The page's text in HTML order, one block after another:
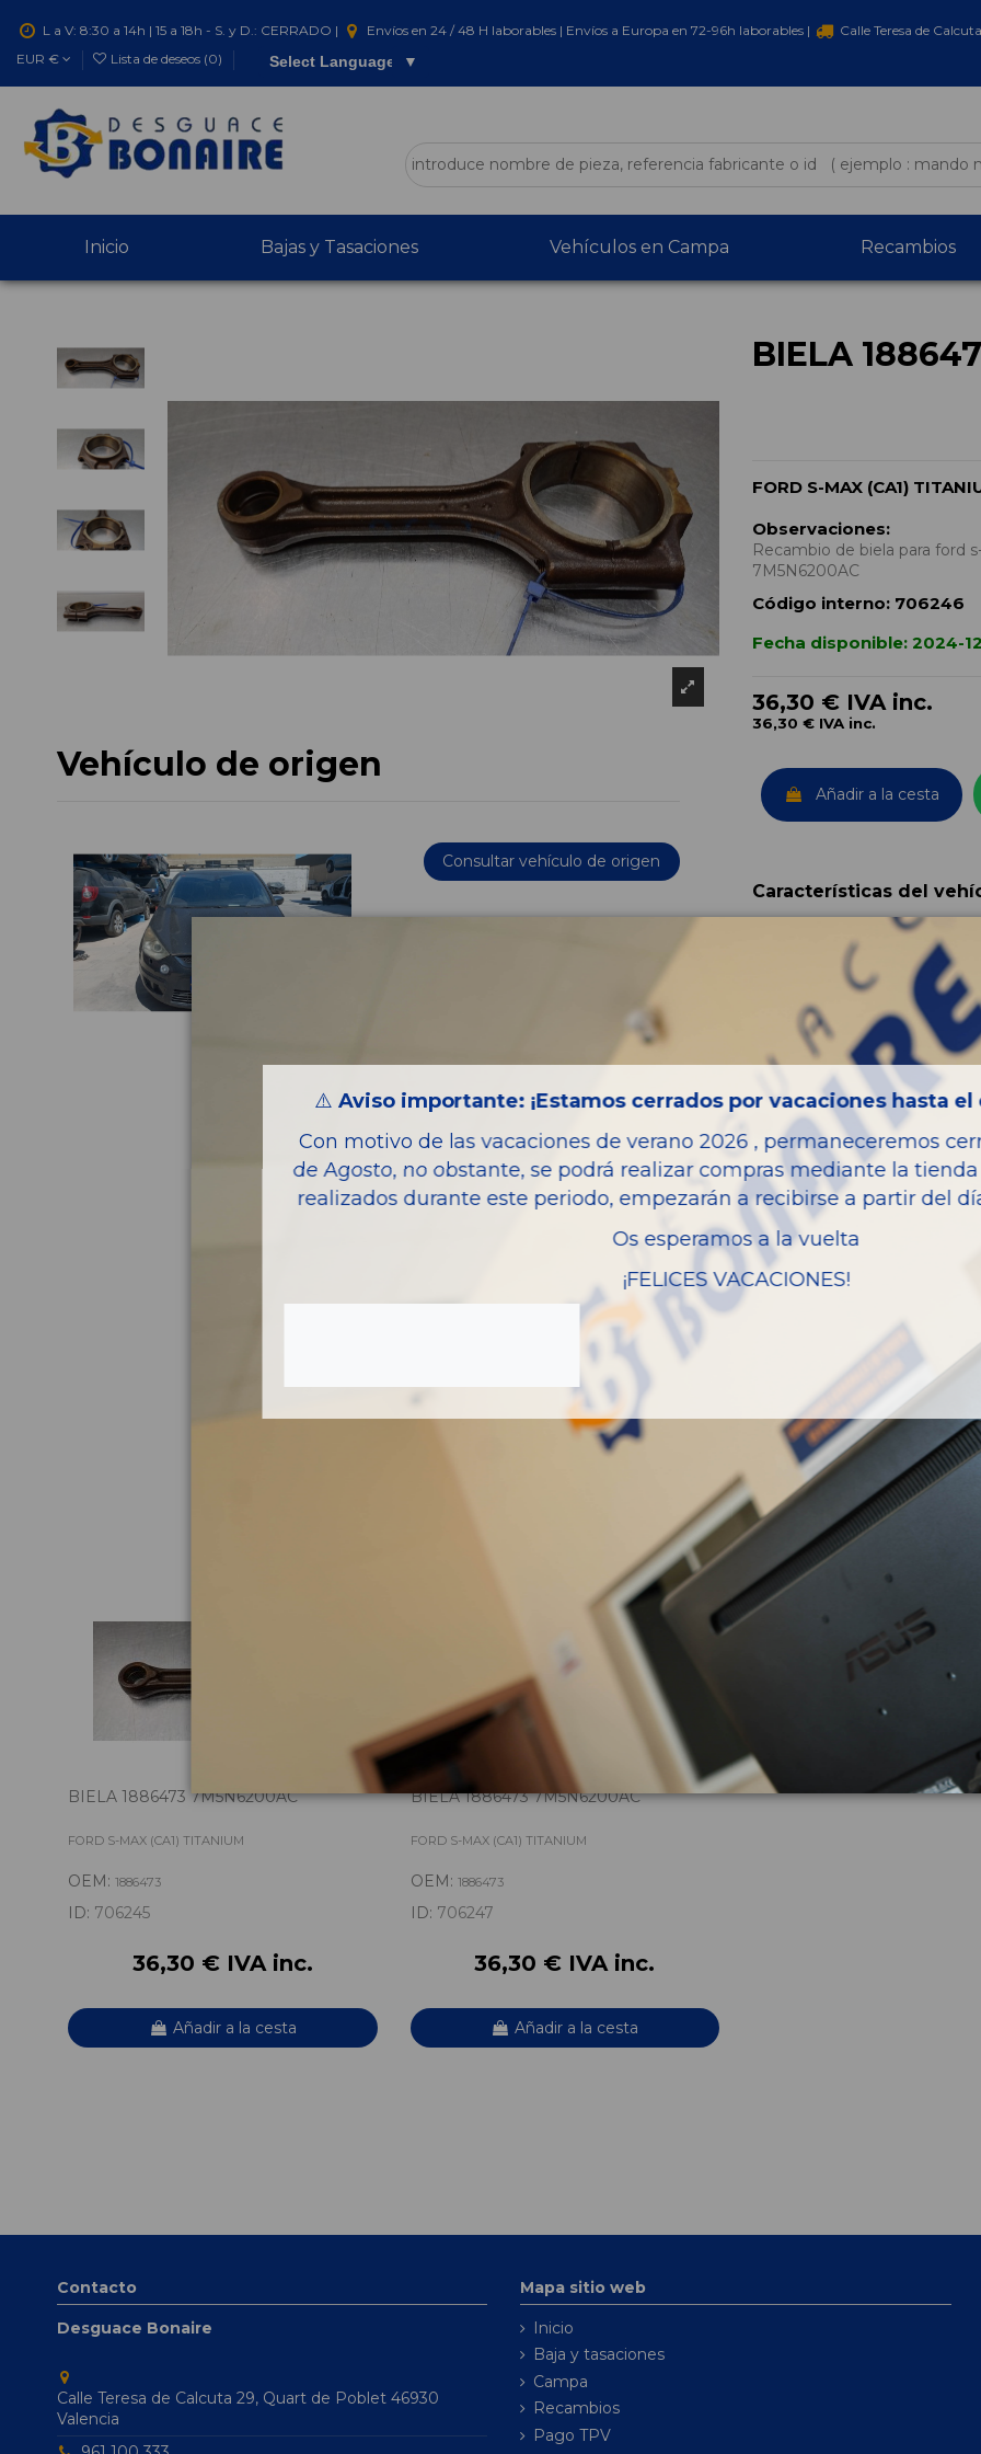
L a V: 8:30 a 14h | 15 a 18h - S. y D.: CERRADO | Envíos en 24 / 48 H laborables | Envíos a Europa en 72-96h laborables |
Calle Teresa de
EUR €
Lista de deseos (0) Select Language ▼
Inicio Bajas y Tasaciones Vehículos en Campa Recambios
Vehículo de origen
Consultar vehículo de origen
BIELA
FORD S-MAX (CA1)
Observaciones:
Recambio de biela para ford
7M5N6200AC
Código interno: 706246
Fecha disponible: 2024-
36,30 € IVA inc.
36,30 € IVA inc.
Añadir a la cesta
Características del
Año fabricación
Código motor
Bastidor
Combustible
Versión
Potencia
Ref.Marca
Modelo
Garantia
Piezas almacenadas del
BIELA 1886473 7M5N6200AC
FORD S-MAX (CA1) TITANIUM
OEM: 1886473
ID: 706245
36,30 € IVA inc.
Añadir a la cesta
BIELA 1886473 7M5N6200AC
FORD S-MAX (CA1) TITANIUM
OEM: 1886473
ID: 706247
36,30 € IVA inc.
Añadir a la cesta
Contacto
Desguace Bonaire
Calle Teresa de Calcuta 29, Quart de Poblet 46930
Valencia
Mapa sitio web
Inicio
Baja y tasaciones
Campa
Recambios
Pago TPV
⚠️ Aviso importante: ¡Estamos cerrados por vacaciones hasta el
Con motivo de las vacaciones de verano 2026 , permaneceremos
de Agosto, no obstante, se podrá realizar compras mediante la
realizados durante este periodo, empezarán a recibirse a partir del
Os esperamos a la vuelta
¡FELICES VACACIONES!